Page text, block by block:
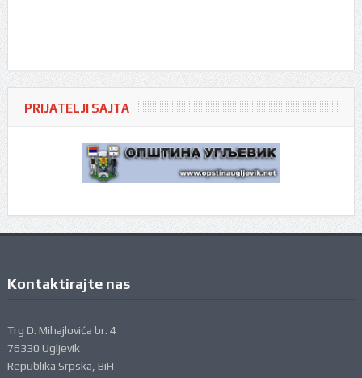
PRIJATELJI SAJTA
Kontaktirajte nas
Trg D. Mihajlovića br. 4
76330 Ugljevik
Republika Srpska, BiH